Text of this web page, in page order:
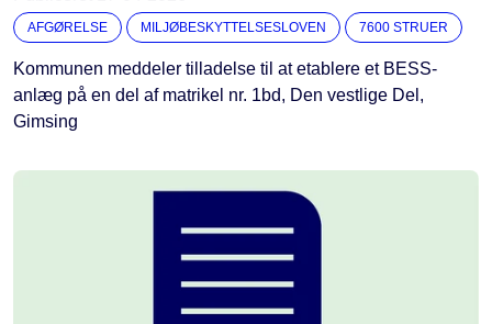
AFGØRELSE MILJØBESKYTTELSESLOVEN 7600 STRUER
Kommunen meddeler tilladelse til at etablere et BESS-
anlæg på en del af matrikel nr. 1bd, Den vestlige Del,
Gimsing